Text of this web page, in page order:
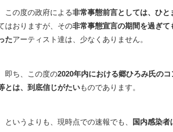
この度の政府による非常事態前言としては、ひと
はおりますが、その非常事態宣言の期間を過ぎ
たアーティスト達は、少なくありません。
即ち、この度の2020年内における郷ひろみ氏の
とは、到底信じがたいものであります。
というよりも、現時点での速報でも、 国内感染者